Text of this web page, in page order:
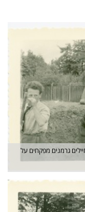
גרמנים מפקחים על